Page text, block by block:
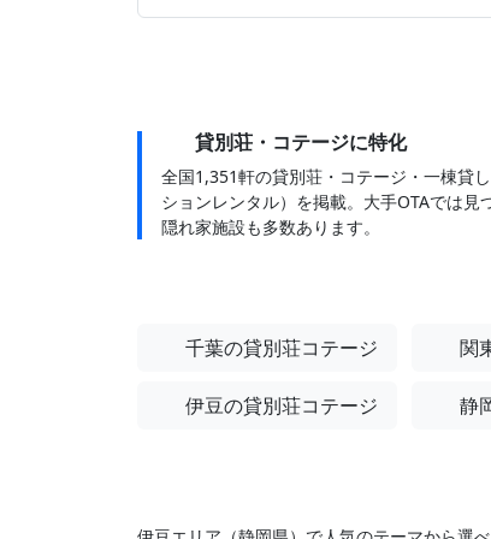
貸別荘・コテージに特化
全国1,351軒の貸別荘・コテージ・一棟貸
ションレンタル）を掲載。大手OTAでは見
隠れ家施設も多数あります。
千葉の貸別荘コテージ 関
伊豆の貸別荘コテージ 静